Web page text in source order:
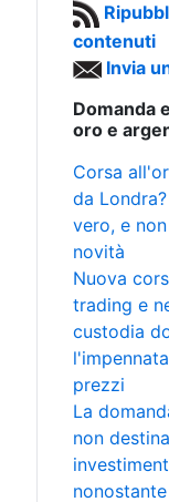
contenuti
Invia
Domanda
oro e
Corsa
da
vero, e
novità
Nuova
trading e
custodia
prezzi
La
non